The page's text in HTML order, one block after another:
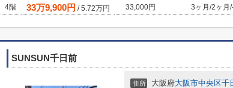
4階
33万9,900円 /5.72万円 33,000円 3ヶ月 /2ヶ月 /
SUNSUN千日前
住所 大阪府大阪市中央区千